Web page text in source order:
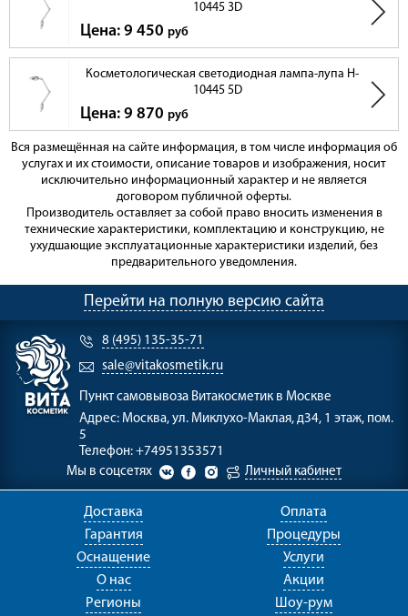
10445 3D
Цена: 9 450 руб
Косметологическая светодиодная лампа-лупа H-
10445 5D
Цена: 9 870 руб
Вся размещённая на сайте информация, в том числе информация об
услугах и их стоимости, описание товаров и изображения, носит
исключительно информационный характер и не является
договором публичной оферты.
Производитель оставляет за собой право вносить изменения в
технические характеристики, комплектацию и конструкцию, не
ухудшающие эксплуатационные характеристики изделий, без
предварительного уведомления.
Перейти на полную версию сайта
8 (495) 135-35-71
sale@vitakosmetik.ru
Пункт самовывоза Витакосметик в Москве
Адрес: Москва, ул. Миклухо-Маклая, д34, 1 этаж, пом.
5
Телефон: +74951353571
Мы в соцсетях
Личный кабинет
Доставка
Оплата
Гарантия
Процедуры
Оснащение
Услуги
О нас
Акции
Регионы
Шоу-рум